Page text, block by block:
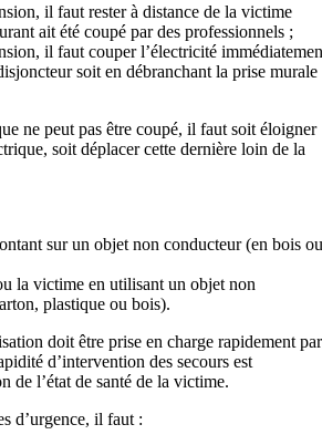
il faut rester à distance de la victime
ait été coupé par des professionnels ;
il faut couper l’électricité
soit en débranchant la prise murale
ne peut pas être coupé, il faut soit éloigner
soit déplacer cette dernière loin de la
sur un objet non conducteur (en bois ou
la victime en utilisant un objet non
plastique ou bois).
doit être prise en charge rapidement par
d’intervention des secours est
de l’état de santé de la victime.
d’urgence, il faut :